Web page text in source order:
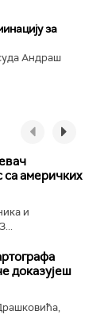
за
Андраш
са америчких
и
доказујеш